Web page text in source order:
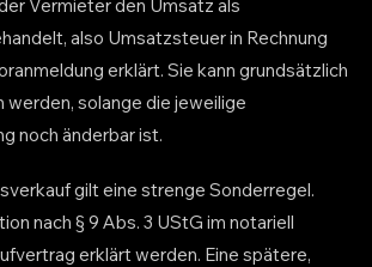
Vermieter den Umsatz als
also Umsatzsteuer in Rechnung
erklärt. Sie kann grundsätzlich
werden, solange die jeweilige
noch änderbar ist.
gilt eine strenge Sonderregel.
nach § 9 Abs. 3 UStG im notariell
erklärt werden. Eine spätere,